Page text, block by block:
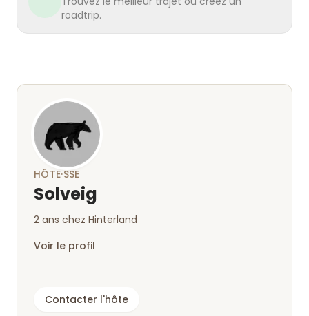
roadtrip.
HÔTE·SSE
Solveig
2 ans chez Hinterland
Voir le profil
Contacter l'hôte